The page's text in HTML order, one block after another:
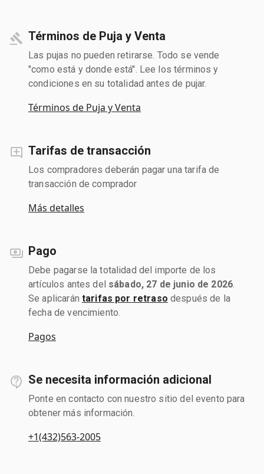
Términos de Puja y Venta
Las pujas no pueden retirarse. Todo se vende
"como está y donde está". Lee los términos y
condiciones en su totalidad antes de pujar.
Términos de Puja y Venta
Tarifas de transacción
Los compradores deberán pagar una tarifa de
transacción de comprador
Más detalles
Pago
Debe pagarse la totalidad del importe de los
artículos antes del sábado, 27 de junio de 2026
Se aplicarán tarifas por retraso después de la
fecha de vencimiento.
Pagos
Se necesita información adicional
Ponte en contacto con nuestro sitio del evento para
obtener más información.
+1(432)563-2005